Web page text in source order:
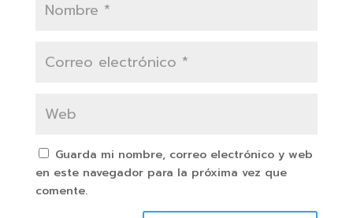
Guarda mi nombre, correo electrónico y web
en este navegador para la próxima vez que
comente.